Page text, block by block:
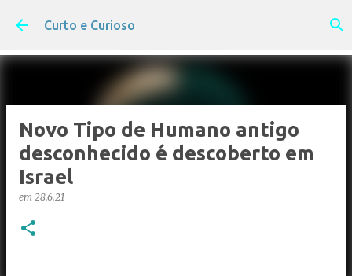
Pular para o conteúdo principal
Curto e Curioso
Novo Tipo de Humano antigo
desconhecido é descoberto em
Israel
em 28.6.21